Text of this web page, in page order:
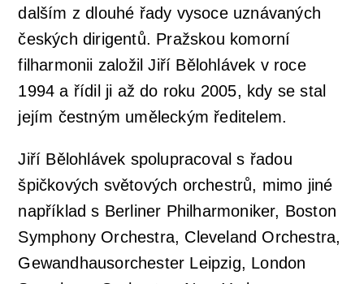
dalším z dlouhé řady vysoce uznávaných
českých dirigentů. Pražskou komorní
filharmonii založil Jiří Bělohlávek v roce
1994 a řídil ji až do roku 2005, kdy se stal
jejím čestným uměleckým ředitelem.
Jiří Bělohlávek spolupracoval s řadou
špičkových světových orchestrů, mimo jiné
například s Berliner Philharmoniker, Boston
Symphony Orchestra, Cleveland Orchestra,
Gewandhausorchester Leipzig, London